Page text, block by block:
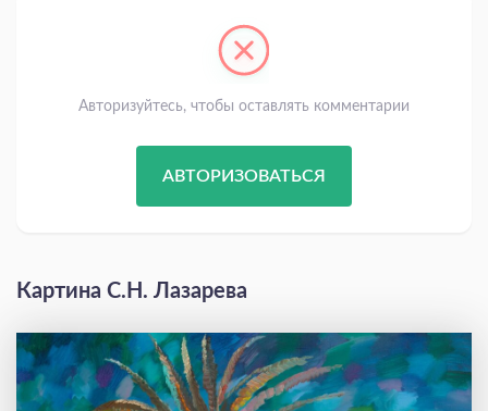
Авторизуйтесь, чтобы оставлять комментарии
АВТОРИЗОВАТЬСЯ
Картина С.Н. Лазарева